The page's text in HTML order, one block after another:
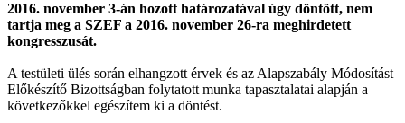
2016. november 3-án hozott határozatával úgy döntött, nem
tartja meg a SZEF a 2016. november 26-ra meghirdetett
kongresszusát.
A testületi ülés során elhangzott érvek és az Alapszabály Módosítást
Előkészítő Bizottságban folytatott munka tapasztalatai alapján a
következőkkel egészítem ki a döntést.